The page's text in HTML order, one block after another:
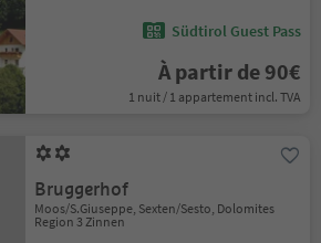
Südtirol Guest Pass
À partir de 90€
1 nuit / 1 appartement incl. TVA
Bruggerhof
Moos/S.Giuseppe, Sexten/Sesto, Dolomites
Region 3 Zinnen